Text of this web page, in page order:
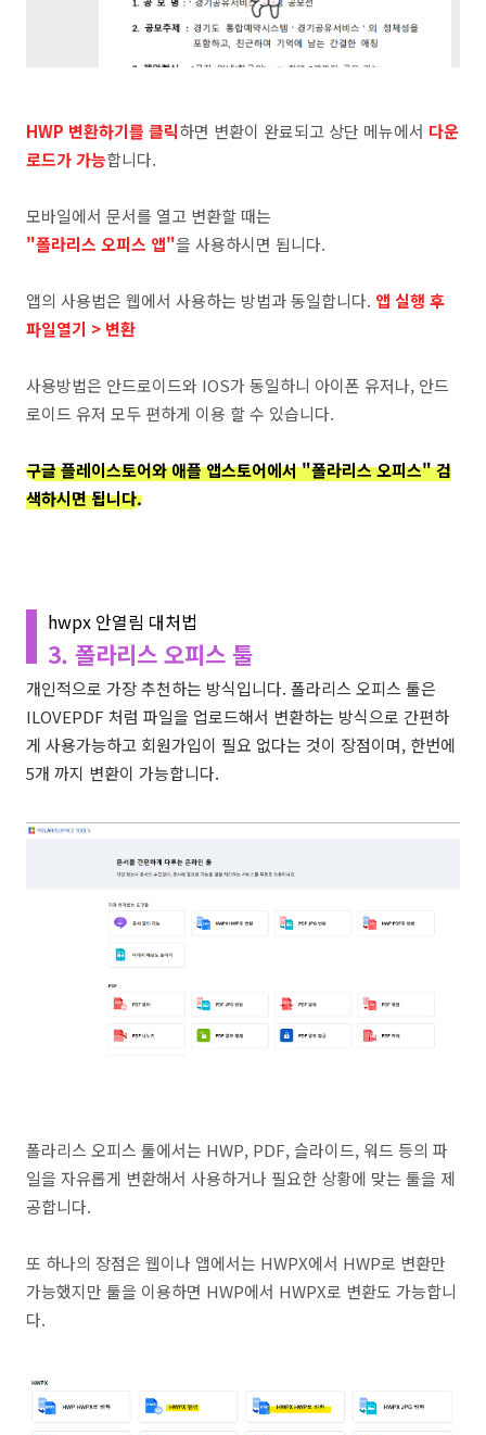
HWP 변환하기를 클릭하면 변환이 완료되고 상단 메뉴에서 다운
로드가 가능합니다.
모바일에서 문서를 열고 변환할 때는
"폴라리스 오피스 앱"을 사용하시면 됩니다.
앱의 사용법은 웹에서 사용하는 방법과 동일합니다. 앱 실행 후
파일열기 > 변환
사용방법은 안드로이드와 IOS가 동일하니 아이폰 유저나, 안드
로이드 유저 모두 편하게 이용 할 수 있습니다.
구글 플레이스토어와 애플 앱스토어에서 "폴라리스 오피스" 검
색하시면 됩니다.
hwpx 안열림 대처법
3. 폴라리스 오피스 툴
개인적으로 가장 추천하는 방식입니다. 폴라리스 오피스 툴은
ILOVEPDF 처럼 파일을 업로드해서 변환하는 방식으로 간편하
게 사용가능하고 회원가입이 필요 없다는 것이 장점이며, 한번에
5개 까지 변환이 가능합니다.
폴라리스 오피스 툴에서는 HWP, PDF, 슬라이드, 워드 등의 파
일을 자유롭게 변환해서 사용하거나 필요한 상황에 맞는 툴을 제
공합니다.
또 하나의 장점은 웹이나 앱에서는 HWPX에서 HWP로 변환만
가능했지만 툴을 이용하면 HWP에서 HWPX로 변환도 가능합니
다.